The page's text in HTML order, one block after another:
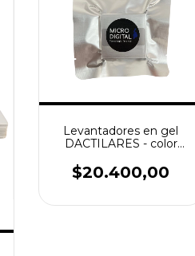
Levantadores en gel
DACTILARES - color
$20.400,00